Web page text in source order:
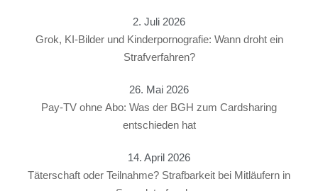
2. Juli 2026
Grok, KI-Bilder und Kinderpornografie: Wann droht ein
Strafverfahren?
26. Mai 2026
Pay-TV ohne Abo: Was der BGH zum Cardsharing
entschieden hat
14. April 2026
Täterschaft oder Teilnahme? Strafbarkeit bei Mitläufern in